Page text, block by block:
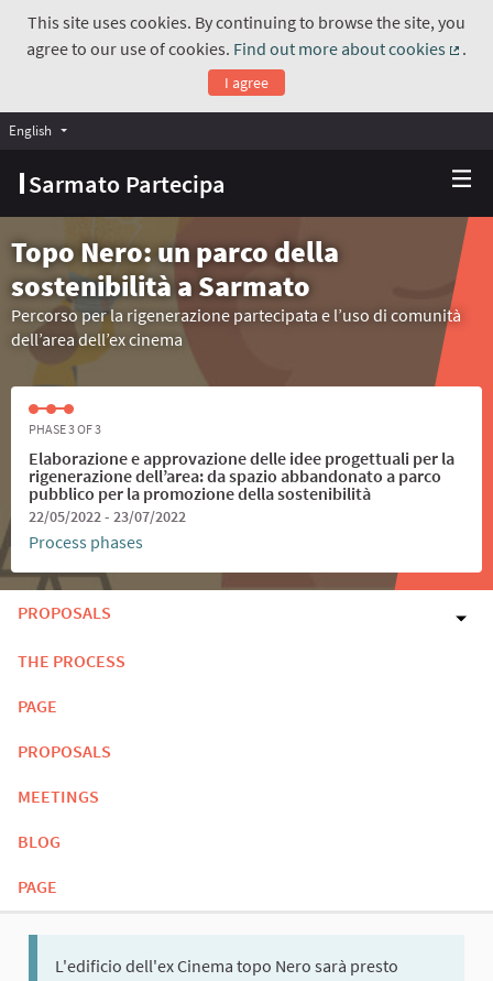
This site uses cookies. By continuing to browse the site, you
agree to our use of cookies. Find out more about cookies
.
I agree
Sarmato Partecipa
English Choose language
Topo Nero: un parco della
sostenibilità a Sarmato
Percorso per la rigenerazione partecipata e l’uso di comunità
dell’area dell’ex cinema
PHASE 3 OF 3
Elaborazione e approvazione delle idee progettuali per la
rigenerazione dell’area: da spazio abbandonato a parco
pubblico per la promozione della sostenibilità
22/05/2022 - 23/07/2022
Process phases
PROPOSALS
THE PROCESS
PAGE
PROPOSALS
MEETINGS
BLOG
PAGE
L'edificio dell'ex Cinema topo Nero sarà presto